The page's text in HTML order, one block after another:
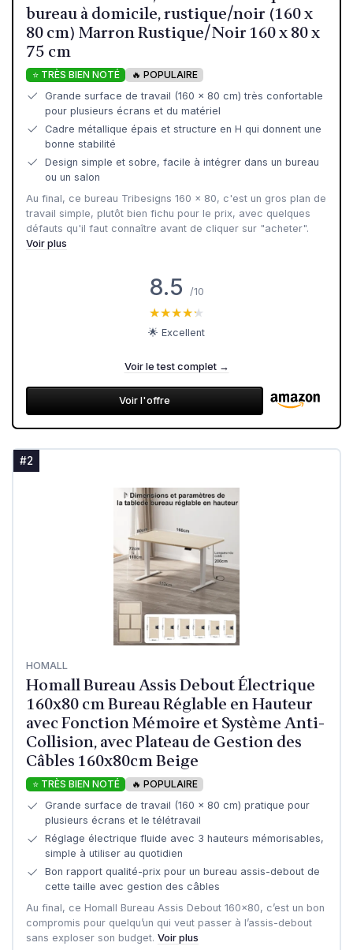
bureau à domicile, rustique/noir (160 x
80 cm) Marron Rustique/Noir 160 x 80 x
75 cm
⭐ TRÈS BIEN NOTÉ
🔥 POPULAIRE
Grande surface de travail (160 x 80 cm) très confortable
pour plusieurs écrans et du matériel
Cadre métallique épais et structure en H qui donnent une
bonne stabilité
Design simple et sobre, facile à intégrer dans un bureau
ou un salon
Au final, ce bureau Tribesigns 160 x 80, c'est un gros plan de
travail simple, plutôt bien fichu pour le prix, avec quelques
défauts qu'il faut connaître avant de cliquer sur "acheter".
Voir plus
8.5 /10
★★★★★
★★★★★
🌟 Excellent
Voir le test complet →
Voir l'offre
#2
HOMALL
Homall Bureau Assis Debout Électrique
160x80 cm Bureau Réglable en Hauteur
avec Fonction Mémoire et Système Anti-
Collision, avec Plateau de Gestion des
Câbles 160x80cm Beige
⭐ TRÈS BIEN NOTÉ
🔥 POPULAIRE
Grande surface de travail (160 x 80 cm) pratique pour
plusieurs écrans et le télétravail
Réglage électrique fluide avec 3 hauteurs mémorisables,
simple à utiliser au quotidien
Bon rapport qualité-prix pour un bureau assis-debout de
cette taille avec gestion des câbles
Au final, ce Homall Bureau Assis Debout 160x80, c’est un bon
compromis pour quelqu’un qui veut passer à l’assis-debout
sans exploser son budget. Voir plus